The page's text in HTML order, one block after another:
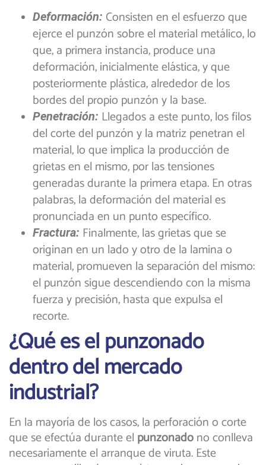
Deformación: Consisten en el esfuerzo que
ejerce el punzón sobre el material metálico, lo
que, a primera instancia, produce una
deformación, inicialmente elástica, y que
posteriormente plástica, alrededor de los
bordes del propio punzón y la base.
Penetración: Llegados a este punto, los filos
del corte del punzón y la matriz penetran el
material, lo que implica la producción de
grietas en el mismo, por las tensiones
generadas durante la primera etapa. En otras
palabras, la deformación del material es
pronunciada en un punto específico.
Fractura: Finalmente, las grietas que se
originan en un lado y otro de la lamina o
material, promueven la separación del mismo:
el punzón sigue descendiendo con la misma
fuerza y precisión, hasta que expulsa el
recorte.
¿Qué es el punzonado
dentro del mercado
industrial?
En la mayoría de los casos, la perforación o corte
que se efectúa durante el punzonadono conlleva
necesariamente el arranque de viruta. Este